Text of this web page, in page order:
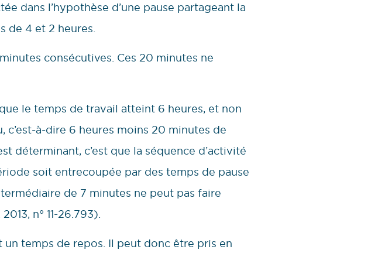
dans l’hypothèse d’une pause partageant la
de 4 et 2 heures.
consécutives. Ces 20 minutes ne
le temps de travail atteint 6 heures, et non
à-dire 6 heures moins 20 minutes de
déterminant, c’est que la séquence d’activité
soit entrecoupée par des temps de pause
de 7 minutes ne peut pas faire
n° 11-26.793).
temps de repos. Il peut donc être pris en